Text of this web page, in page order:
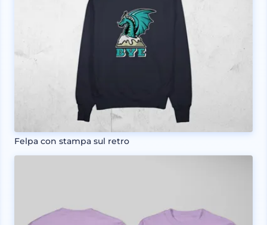
Felpa con stampa sul retro